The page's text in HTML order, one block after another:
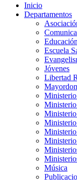
Inicio
Departamentos
Educación
Escuela
Jóvenes
Libertad
Música